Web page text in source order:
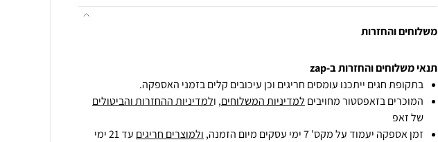
משלוחים והחזרות
תנאי משלוחים והחזרות ב-zap
בתקופת חגים ייתכנו עומסים חריגים וכן עיכובים קלים בזמני האספקה.
המוכרים בזאפסטור מחויבים למדיניות המשלוחים, ולמדיניות ההחזרות והביטולים
של זאפ
זמן אספקה יעמוד על מקס' 7 ימי עסקים מיום הזמנה,
ולמוצרים חריגים
עד 21 ימי